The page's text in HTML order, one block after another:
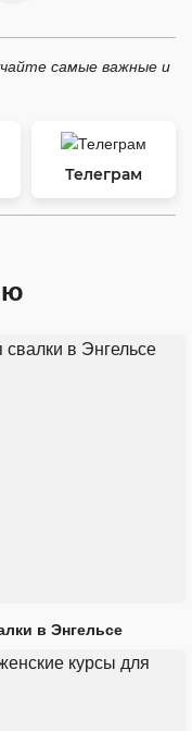
самые важные и
Телеграм
в Энгельсе